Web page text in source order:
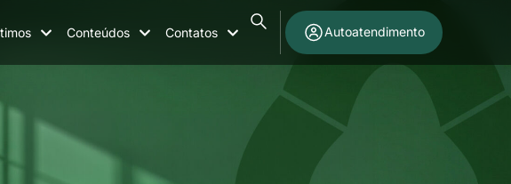
Conteúdos Contatos Autoatendimento